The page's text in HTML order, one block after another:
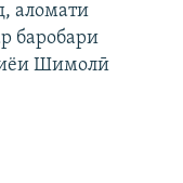
аломати
баробари
Шимолӣ